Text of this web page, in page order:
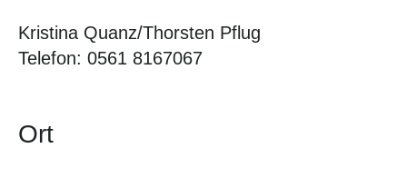
Kristina Quanz/Thorsten Pflug
Telefon: 0561 8167067
Ort